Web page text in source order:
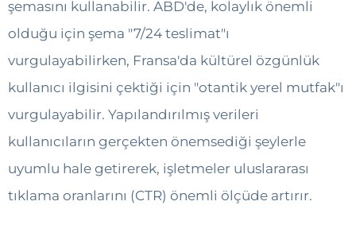
şemasını kullanabilir. ABD'de, kolaylık önemli
olduğu için şema "7/24 teslimat"ı
vurgulayabilirken, Fransa'da kültürel özgünlük
kullanıcı ilgisini çektiği için "otantik yerel mutfak"ı
vurgulayabilir. Yapılandırılmış verileri
kullanıcıların gerçekten önemsediği şeylerle
uyumlu hale getirerek, işletmeler uluslararası
tıklama oranlarını (CTR) önemli ölçüde artırır.